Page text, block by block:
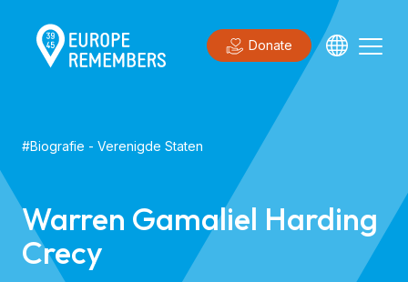
Donate
#Biografie - Verenigde Staten
Warren Gamaliel Harding
Crecy